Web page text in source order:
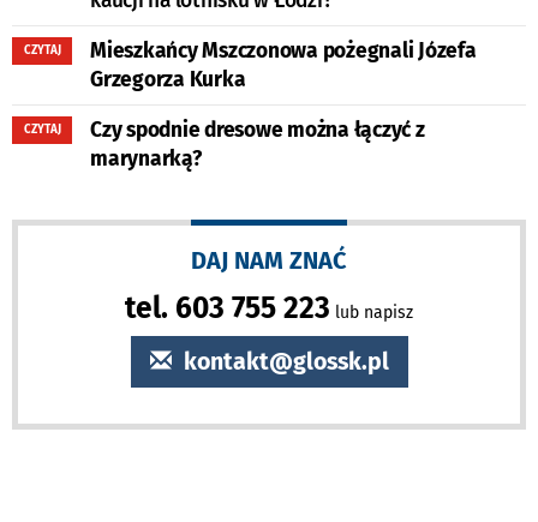
CZYTAJ
Mieszkańcy Mszczonowa pożegnali Józefa
Grzegorza Kurka
CZYTAJ
Czy spodnie dresowe można łączyć z
marynarką?
DAJ NAM ZNAĆ
tel. 603 755 223 lub napisz
kontakt@glossk.pl